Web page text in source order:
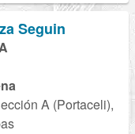
Seguin
A (Portaceli),